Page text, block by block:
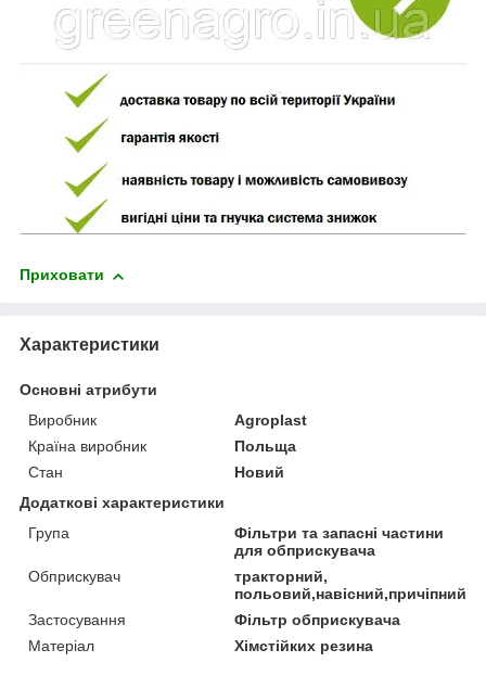
Приховати
Характеристики
Основні атрибути
Виробник
Agroplast
Країна виробник
Польща
Стан
Новий
Додаткові характеристики
Група
Фільтри та запасні частини
для обприскувача
Обприскувач
тракторний,
польовий,навісний,причіпний
Застосування
Фільтр обприскувача
Матеріал
Хімстійких резина